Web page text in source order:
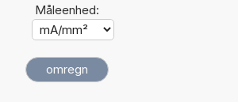
Måleenhed: